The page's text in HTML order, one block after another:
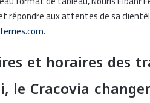
répondre aux attentes de sa
.
et horaires des
le Cracovia